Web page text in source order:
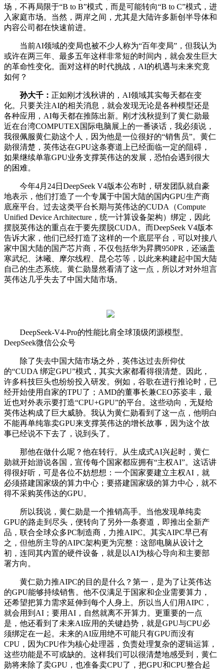
场，不再局限于“B to B”模式，而是可能转向“B to C”模式，进
入家庭市场。当然，两岸之间，尤其是大陆许多新创半导体和
内容公司都在快速前进。
当前AI领域的变局也被不少人称为“百年变局”，但我认为
或许在两三年、最多五年这样非常短的时间内，就会发生巨大
的革命性变化。面对这样的时代挑战，AI的机遇与未来究竟
如何？
孙大千： 正如刚才浅秋讲的，AI领域其实每天都在变
化。只要关注AI的相关消息，就会发现无论是各种模型还是
各种应用，AI每天都在推陈出新。刚才浅秋提到了黄仁勋最
近在台湾COMPUTEX国际电脑展上的一番谈话，我必须说，
我很佩服黄仁勋这个人，因为他是一位很好的“销售员”。黄仁
勋很清楚，英伟达在GPU这条赛道上已经面临一定的阻碍，
如果继续单靠GPU业务支撑英伟达的发展，恐怕会遇到很大
的困难。
今年4月24日DeepSeek V4版本公布时，研发团队就自豪
地表示，他们打造了一个专属于中国大陆的国内GPU生产商
底座平台。过去这类平台长期与英伟达的CUDA（Compute
Unified Device Architecture，统一计算设备架构）绑定，因此
摆脱英伟达的重点在于要先摆脱CUDA。而DeepSeek V4版本
告诉大家，他们已经打造了这样的一个底层平台，可以对接八
家中国大陆的国产芯片商，不仅包括华为昇腾950PR，还涵盖
寒武纪、沐曦、摩尔线程、昆仑芯等，以此来构建起中国大陆
自己的生态系统。黄仁勋显然看清了这一点，所以才对外坦言
英伟达几乎失去了中国大陆市场。
DeepSeek-V4-Pro的性能比肩全球顶级闭源模型。
DeepSeek微信公众号
除了失去中国大陆市场之外，英伟达过去所仰仗
的“CUDA 绑定GPU”模式，其实大家都看得很清楚。因此，
许多科技巨头也纷纷投入研发。例如，谷歌在进行推论时，已
经开始使用自家的TPU了；AMD的董事长兼CEO苏姿丰，最
近也对外表示要打造“CPU+GPU”的平台。这些动向，无疑给
英伟达构成了巨大威胁。我认为黄仁勋看到了这一点，他明白
不能再单纯靠卖GPU来支撑英伟达的增长故事，因为这个故
事已经说不下去了，说到头了。
那他在做什么呢？他在转行。从生成式AI兴起时，黄仁
勋就开始游说各国，宣传每个国家都应拥有“主权AI”。这话讲
得很好听，可是各位不妨想想：一个国家要建立主权AI，就
必须搭建国家级的算力中心；要搭建国家级的算力中心，就不
得不采购英伟达的GPU。
所以我说，黄仁勋是一个推销高手。当他发现单纯卖
GPU的路走到尽头，便转向了另外一条赛道，即推出全新产
品，联合全球众多PC制造商，力推AIPC。其实AIPC早已有
之，但他所主导的AIPC架构更为完整：这部电脑从设计之
初，连同其内置的硬件设备，就是以AI为核心导向和主要部
署方向。
黄仁勋力推AIPC的目的是什么？第一，是为了让英伟达
的GPU能够持续销售。他不仅满足于国家和企业需要算力，
还希望把算力需求延伸到每个人身上。所以当人们用AIPC，
就会用到AI；要用AI，自然就离不开算力。更重要的一点
是，他还看到了未来AI应用的关键趋势，就是GPU与CPU必
须绑定在一起。未来的AI应用绝不可能只有GPU而没有
CPU，因为CPU作为核心处理器，负责处理复杂的逻辑运算，
这些功能是不可或缺的。这样我们可以很清楚地感受到，黄仁
勋将来除了卖GPU，也准备卖CPU了，把GPU和CPU整合起